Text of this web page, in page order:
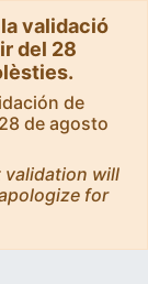
validació
del 28
de
de agosto
validation will
for